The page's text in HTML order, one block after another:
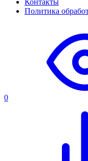
Контакты
Политика
0